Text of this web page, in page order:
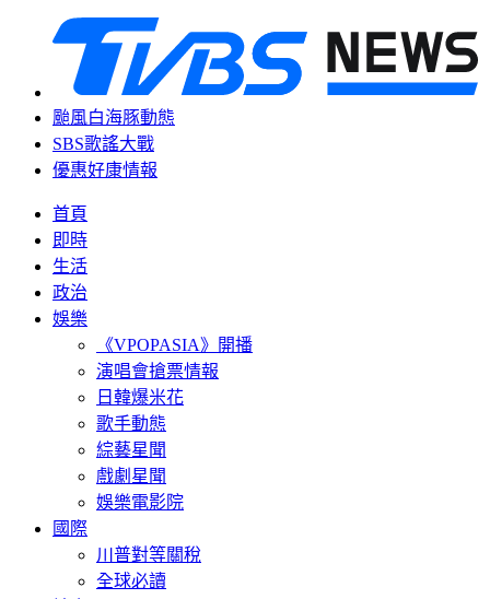
颱風白海豚動態
SBS歌謠大戰
優惠好康情報
首頁
即時
生活
政治
娛樂
《VPOPASIA》開播
演唱會搶票情報
日韓爆米花
歌手動態
綜藝星聞
戲劇星聞
娛樂電影院
國際
川普對等關稅
全球必讀